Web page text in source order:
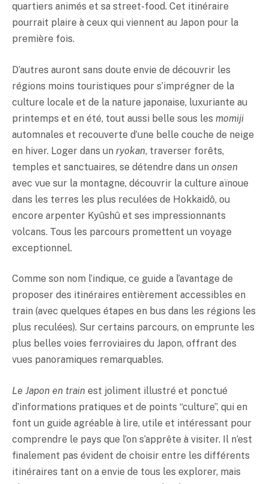
quartiers animés et sa street-food. Cet itinéraire
pourrait plaire à ceux qui viennent au Japon pour la
première fois.
D’autres auront sans doute envie de découvrir les
régions moins touristiques pour s’imprégner de la
culture locale et de la nature japonaise, luxuriante au
printemps et en été, tout aussi belle sous les momiji
automnales et recouverte d’une belle couche de neige
en hiver. Loger dans un ryokan, traverser forêts,
temples et sanctuaires, se détendre dans un onsen
avec vue sur la montagne, découvrir la culture aïnoue
dans les terres les plus reculées de Hokkaidô, ou
encore arpenter Kyûshû et ses impressionnants
volcans. Tous les parcours promettent un voyage
exceptionnel.
Comme son nom l’indique, ce guide a l’avantage de
proposer des itinéraires entièrement accessibles en
train (avec quelques étapes en bus dans les régions les
plus reculées). Sur certains parcours, on emprunte les
plus belles voies ferroviaires du Japon, offrant des
vues panoramiques remarquables.
Le Japon en train est joliment illustré et ponctué
d’informations pratiques et de points “culture”, qui en
font un guide agréable à lire, utile et intéressant pour
comprendre le pays que l’on s’apprête à visiter. Il n’est
finalement pas évident de choisir entre les différents
itinéraires tant on a envie de tous les explorer, mais